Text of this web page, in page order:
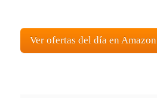
Ver ofertas del día en Amazon